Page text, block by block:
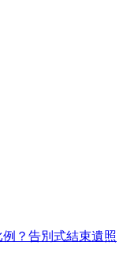
？告別式結束遺照